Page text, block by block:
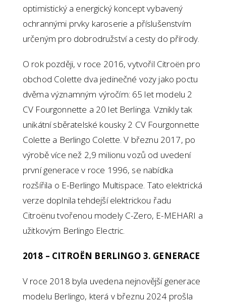
optimistický a energický koncept vybavený
ochrannými prvky karoserie a příslušenstvím
určeným pro dobrodružství a cesty do přírody.
O rok později, v roce 2016, vytvořil Citroën pro
obchod Colette dva jedinečné vozy jako poctu
dvěma významným výročím: 65 let modelu 2
CV Fourgonnette a 20 let Berlinga. Vznikly tak
unikátní sběratelské kousky 2 CV Fourgonnette
Colette a Berlingo Colette. V březnu 2017, po
výrobě více než 2,9 milionu vozů od uvedení
první generace v roce 1996, se nabídka
rozšířila o E-Berlingo Multispace. Tato elektrická
verze doplnila tehdejší elektrickou řadu
Citroënu tvořenou modely C-Zero, E-MEHARI a
užitkovým Berlingo Electric.
2018 – CITROËN BERLINGO 3. GENERACE
V roce 2018 byla uvedena nejnovější generace
modelu Berlingo, která v březnu 2024 prošla